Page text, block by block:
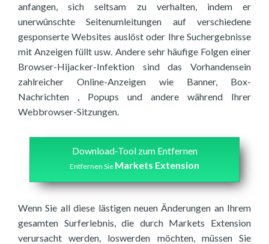
anfangen, sich seltsam zu verhalten, indem er
unerwünschte Seitenumleitungen auf verschiedene
gesponserte Websites auslöst oder Ihre Suchergebnisse
mit Anzeigen füllt usw. Andere sehr häufige Folgen einer
Browser-Hijacker-Infektion sind das Vorhandensein
zahlreicher Online-Anzeigen wie Banner, Box-
Nachrichten , Popups und andere während Ihrer
Webbrowser-Sitzungen.
Download-Tool zum Entfernen
Entfernen Sie Markets Extension
Wenn Sie all diese lästigen neuen Änderungen an Ihrem
gesamten Surferlebnis, die durch Markets Extension
verursacht werden, loswerden möchten, müssen Sie